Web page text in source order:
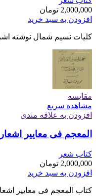
2,000,000 تومان
افزودن به سبد خرید
کلیات نسیم شمال نوشته
مقایسه
مشاهده سریع
افزودن به علاقه مندی
المعجم فی معاییر
کتاب شعر
2,000,000 تومان
افزودن به سبد خرید
کتاب المعجم فی معاییر